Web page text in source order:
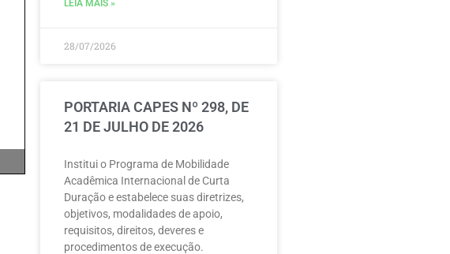
LEIA MAIS »
28/07/2026
PORTARIA CAPES Nº 298, DE
21 DE JULHO DE 2026
Institui o Programa de Mobilidade
Acadêmica Internacional de Curta
Duração e estabelece suas diretrizes,
objetivos, modalidades de apoio,
requisitos, direitos, deveres e
procedimentos de execução.